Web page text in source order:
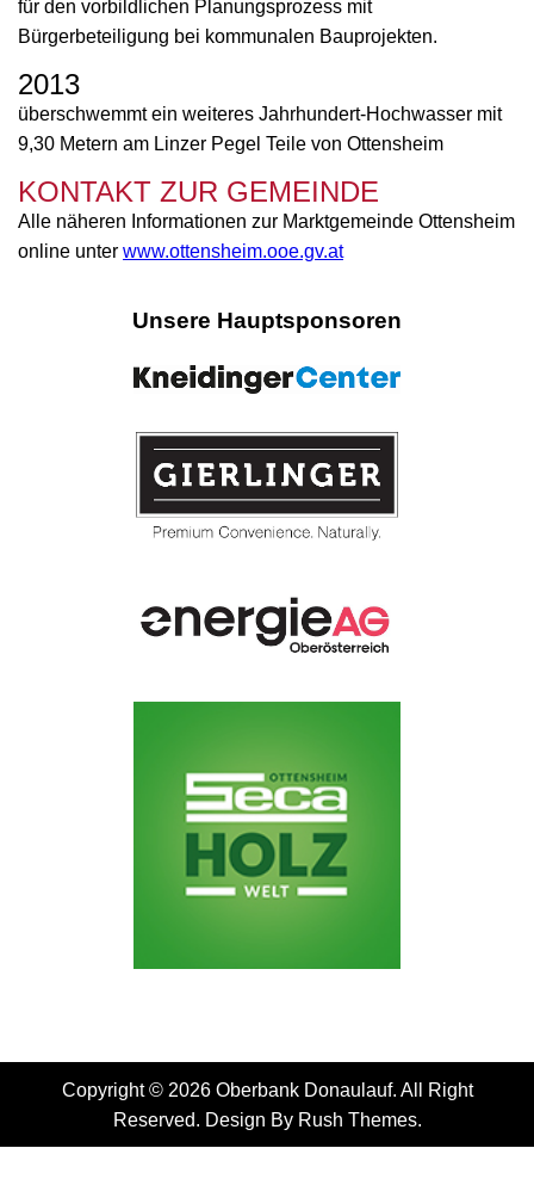
für den vorbildlichen Planungsprozess mit
Bürgerbeteiligung bei kommunalen Bauprojekten.
2013
überschwemmt ein weiteres Jahrhundert-Hochwasser mit
9,30 Metern am Linzer Pegel Teile von Ottensheim
KONTAKT ZUR GEMEINDE
Alle näheren Informationen zur Marktgemeinde Ottensheim
online unter www.ottensheim.ooe.gv.at
Unsere Hauptsponsoren
Copyright © 2026 Oberbank Donaulauf. All Right
Reserved. Design By Rush Themes.